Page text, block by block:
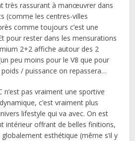
très rassurant à manœuvrer dans
(comme les centres-villes
comme toujours c’est une
pour rester dans les mensurations
2+2 affiche autour des 2
peu moins pour le V8 que pour
/ puissance on repassera…
n’est pas vraiment une sportive
c’est vraiment plus
lifestyle qui va avec. On est
intérieur offrant de belles finitions,
globalement esthétique (même s’il y